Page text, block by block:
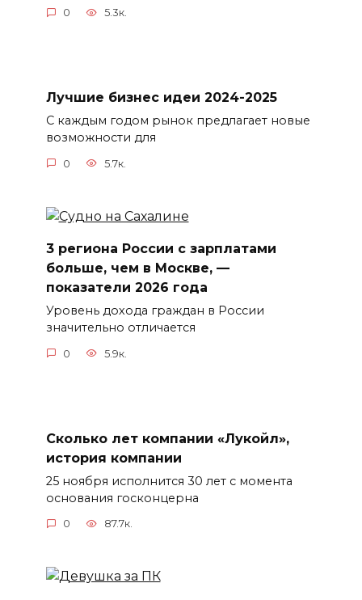
0 5.3к.
Лучшие бизнес идеи 2024-2025
С каждым годом рынок предлагает новые
возможности для
0 5.7к.
3 региона России с зарплатами
больше, чем в Москве, —
показатели 2026 года
Уровень дохода граждан в России
значительно отличается
0 5.9к.
Сколько лет компании «Лукойл»,
история компании
25 ноября исполнится 30 лет с момента
основания госконцерна
0 87.7к.